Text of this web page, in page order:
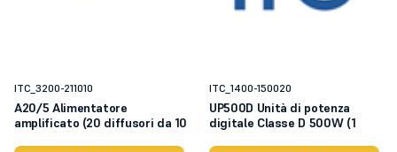
ITC_3200-211010
A20/5 Alimentatore
amplificato (20 diffusori da 10
ITC_1400-150020
UP500D Unità di potenza
digitale Classe D 500W (1